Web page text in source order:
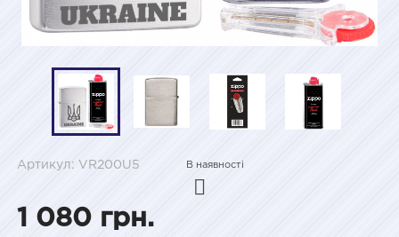
Артикул: VR200U5 В наявності
1 080 грн.